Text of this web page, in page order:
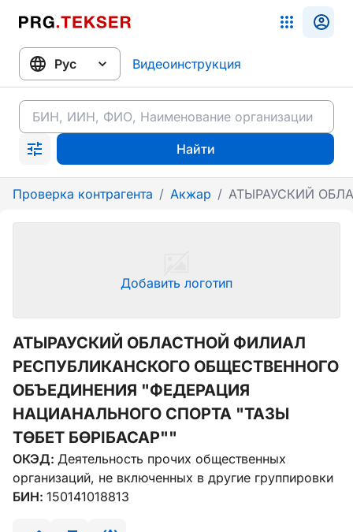
Видеоинструкция
Найти
Проверка контрагента / Акжар / АТЫРАУСКИЙ
Добавить логотип
АТЫРАУСКИЙ ОБЛАСТНОЙ ФИЛИАЛ
РЕСПУБЛИКАНСКОГО ОБЩЕСТВЕННОГО
ОБЪЕДИНЕНИЯ "ФЕДЕРАЦИЯ
НАЦИАНАЛЬНОГО СПОРТА "ТАЗЫ
ТӨБЕТ БӨРІБАСАР""
ОКЭД: Деятельность прочих общественных
организаций, не включенных в другие группировки
БИН: 150141018813